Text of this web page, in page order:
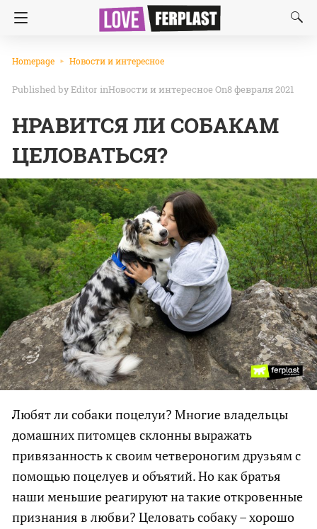
Homepage Новости и интересное
Editor inНовости и интересноеOn8 февраля 2021
НРАВИТСЯ ЛИ СОБАКАМ
ЦЕЛОВАТЬСЯ?
Любят ли собаки поцелуи? Многие владельцы
домашних питомцев склонны выражать
привязанность к своим четвероногим друзьям с
помощью поцелуев и объятий. Но как братья
наши меньшие реагируют на такие откровенные
признания в любви? Целовать собаку – хорошо